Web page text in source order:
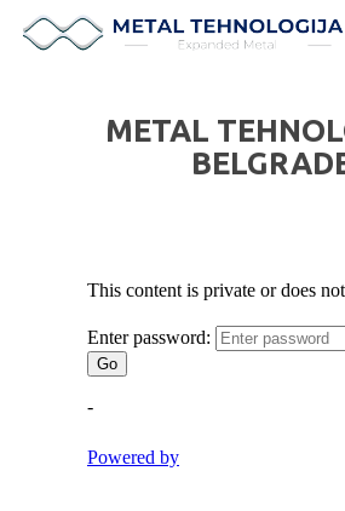
Hit enter to search or ESC to close
METAL